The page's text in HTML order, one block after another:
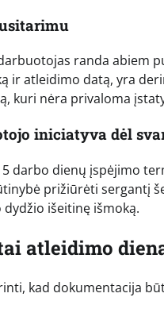
randa abiem
ir atleidimo datą, yra
kuri nėra privaloma
iniciatyva dėl
darbo dienų įspėjimo
prižiūrėti sergantį
išeitinę išmoką.
atleidimo
kad dokumentacija